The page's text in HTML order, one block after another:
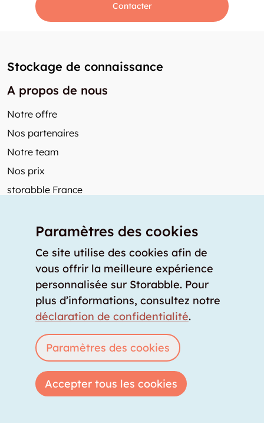
Contacter
Stockage de connaissance
A propos de nous
Notre offre
Nos partenaires
Notre team
Nos prix
storabble France
Articles de presse
Comment calculer la capacité d'un garde-meuble?
Quel est le tarif moyen d'un garde-meuble?
Pour fournisseurs de stockage
Connexion Annoncez un espace de stockage
Copyright © 2026 storabble|déclaration de confidentialité
Paramètres des cookies
Ce site utilise des cookies afin de
vous offrir la meilleure expérience
personnalisée sur Storabble. Pour
plus d’informations, consultez notre
déclaration de confidentialité.
Paramètres des cookies
Accepter tous les cookies